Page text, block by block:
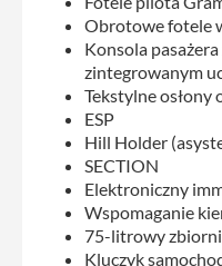
Obrotowe fotele
Konsola
zintegrowanym
Tekstylne osłony
ESP
Hill Holder
SECTION
Elektroniczny
Wspomaganie
75-litrowy
Kluczyk